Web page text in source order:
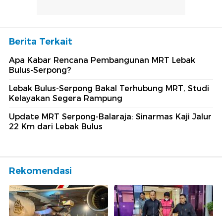
Berita Terkait
Apa Kabar Rencana Pembangunan MRT Lebak
Bulus-Serpong?
Lebak Bulus-Serpong Bakal Terhubung MRT, Studi
Kelayakan Segera Rampung
Update MRT Serpong-Balaraja: Sinarmas Kaji Jalur
22 Km dari Lebak Bulus
Rekomendasi